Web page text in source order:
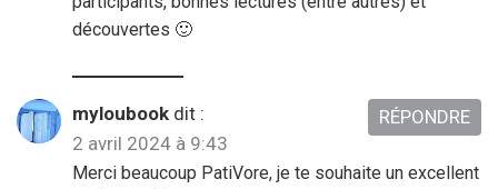
découvertes 🙂
myloubook dit :
2 avril 2024 à 9:43
Merci beaucoup PatiVore, je te souhaite un excellent
RÉPONDRE